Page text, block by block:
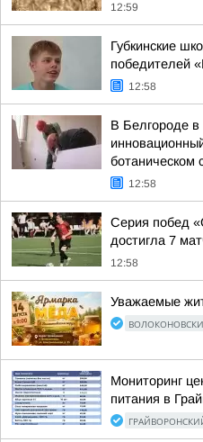
12:59
Губкинские
победителей
12:58
В Белгороде в
12:58
Серия побед
достигла 7
12:58
Уважаемые
Мониторинг
питания в